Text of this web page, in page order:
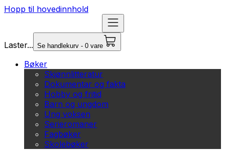
Hopp til hovedinnhold
Laster... Se handlekurv - 0 vare
Bøker
Skjønnlitteratur
Dokumentar og fakta
Hobby og fritid
Barn og ungdom
Ung voksen
Serieromaner
Fagbøker
Skolebøker